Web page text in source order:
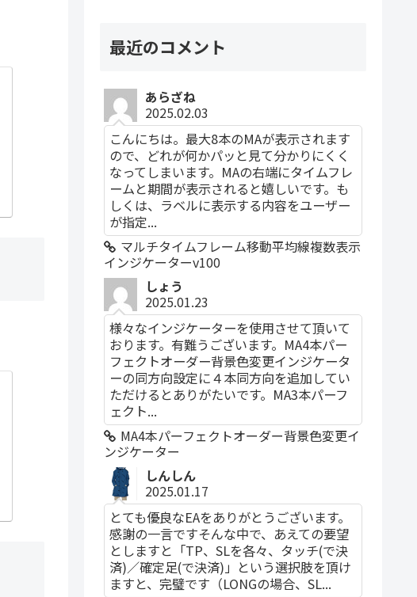
最近のコメント
あらざね
2025.02.03
こんにちは。最大8本のMAが表示されます
ので、どれが何かパッと見て分かりにくく
なってしまいます。MAの右端にタイムフレ
ームと期間が表示されると嬉しいです。も
しくは、ラベルに表示する内容をユーザー
が指定...
マルチタイムフレーム移動平均線複数表示
インジケーターv100
しょう
2025.01.23
様々なインジケーターを使用させて頂いて
おります。有難うございます。MA4本パー
フェクトオーダー背景色変更インジケータ
ーの同方向設定に４本同方向を追加してい
ただけるとありがたいです。MA3本パーフ
ェクト...
MA4本パーフェクトオーダー背景色変更イ
ンジケーター
しんしん
2025.01.17
とても優良なEAをありがとうございます。
感謝の一言ですそんな中で、あえての要望
としますと「TP、SLを各々、タッチ(で決
済)／確定足(で決済)」という選択肢を頂け
ますと、完璧です（LONGの場合、SL...